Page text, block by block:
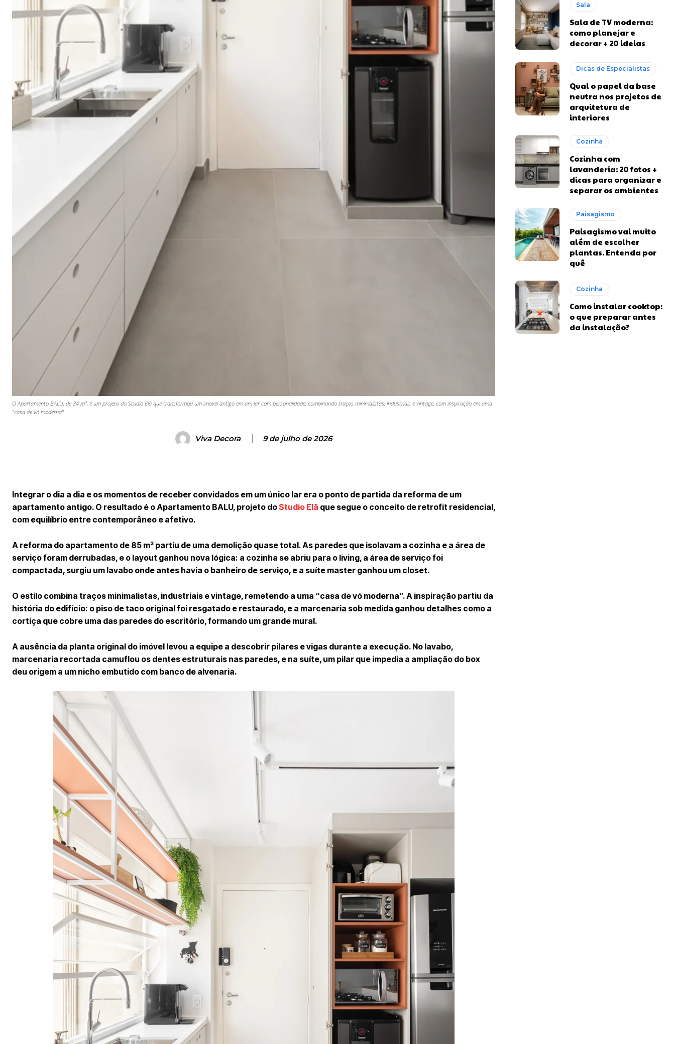
O Apartamento BALU, de 84 m², é um projeto do Studio Elã que transformou um imóvel antigo em um lar com personalidade, combinando traços minimalistas, industriais e vintage, com inspiração em uma
"casa de vó moderna".
Viva Decora 9 de julho de 2026
Integrar o dia a dia e os momentos de receber convidados em um único lar era o ponto de partida da reforma de um
apartamento antigo. O resultado é o Apartamento BALU, projeto doStudio Elã que segue o conceito de retrofit residencial,
com equilíbrio entre contemporâneo e afetivo.
A reforma do apartamento de 85 m² partiu de uma demolição quase total. As paredes que isolavam a cozinha e a área de
serviço foram derrubadas, e o layout ganhou nova lógica: a cozinha se abriu para o living, a área de serviço foi
compactada, surgiu um lavabo onde antes havia o banheiro de serviço, e a suíte master ganhou um closet.
O estilo combina traços minimalistas, industriais e vintage, remetendo a uma “casa de vó moderna”. A inspiração partiu da
história do edifício: o piso de taco original foi resgatado e restaurado, e a marcenaria sob medida ganhou detalhes como a
cortiça que cobre uma das paredes do escritório, formando um grande mural.
A ausência da planta original do imóvel levou a equipe a descobrir pilares e vigas durante a execução. No lavabo,
marcenaria recortada camuflou os dentes estruturais nas paredes, e na suíte, um pilar que impedia a ampliação do box
deu origem a um nicho embutido com banco de alvenaria.
Sala
Sala de TV moderna:
como planejar e
decorar + 20 ideias
Dicas de Especialistas
Qual o papel da base
neutra nos projetos de
arquitetura de
interiores
Cozinha
Cozinha com
lavanderia: 20 fotos +
dicas para organizar e
separar os ambientes
Paisagismo
Paisagismo vai muito
além de escolher
plantas. Entenda por
quê
Cozinha
Como instalar cooktop:
o que preparar antes
da instalação?